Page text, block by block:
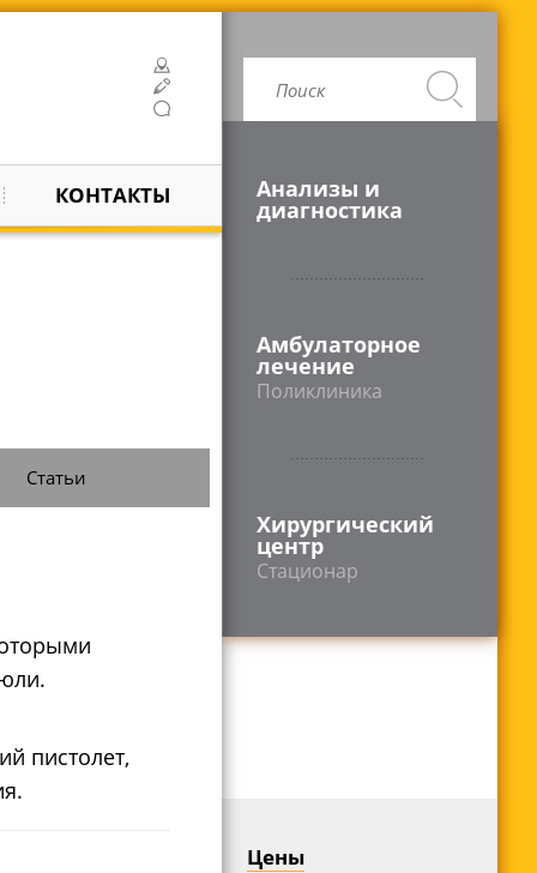
КОНТАКТЫ
Статьи
пистолет,
Анализы и
диагностика
Амбулаторное
лечение
Поликлиника
Хирургический
центр
Стационар
Цены